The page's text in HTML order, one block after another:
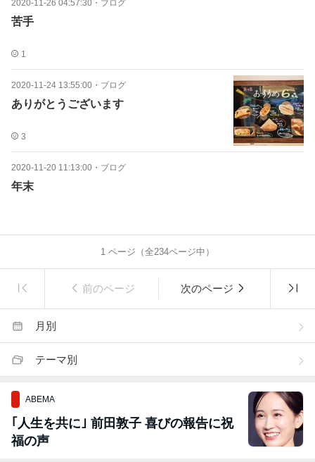
2020-11-26 04:57:30 ・ ブログ
苦手
1
2020-11-24 13:55:00 ・ ブログ
ありがとうございます
3
2020-11-20 11:13:00 ・ ブログ
年末
1 ページ（全234ページ中）
前のページ 次のページ
月別
テーマ別
ABEMA
｢人生を共に｣ 前田敦子 喜びの報告に祝
福の声